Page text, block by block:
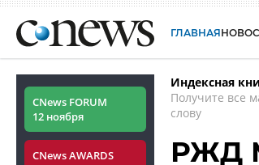
ГЛАВНАЯ
CNews FORUM
12 ноября
CNews AWARDS
Индексная
Получите все
слову
РЖД